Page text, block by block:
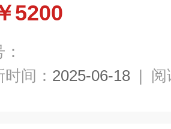
5200
间： 2025-06-18 | 阅